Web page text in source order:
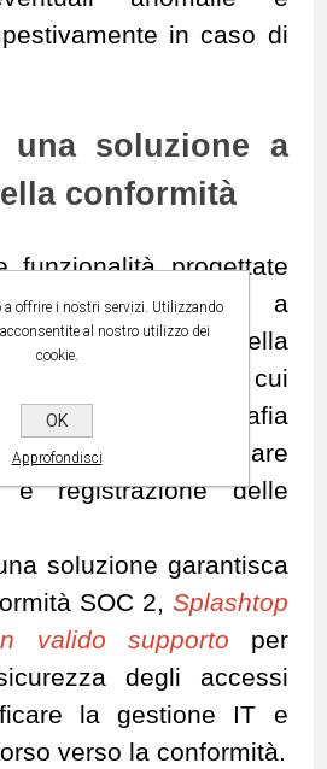
in caso di
una soluzione a
conformità
funzionalità progettate
organizzazioni a
di sicurezza della
SOC 2, tra cui
a più fattori, crittografia
controllo granulare
e registrazione delle
soluzione garantisca
SOC 2, Splashtop
valido supporto per
degli accessi
la gestione IT e
verso la conformità.
a offrire i nostri servizi. Utilizzando
al nostro utilizzo dei
cookie.
OK
Approfondisci